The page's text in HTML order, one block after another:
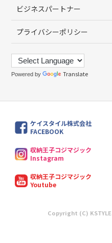
ビジネスパートナー
プライバシーポリシー
Powered by Translate
ケイスタイル株式会社
FACEBOOK
収納王子コジマジック
Instagram
収納王子コジマジック
Youtube
Copyright (C)